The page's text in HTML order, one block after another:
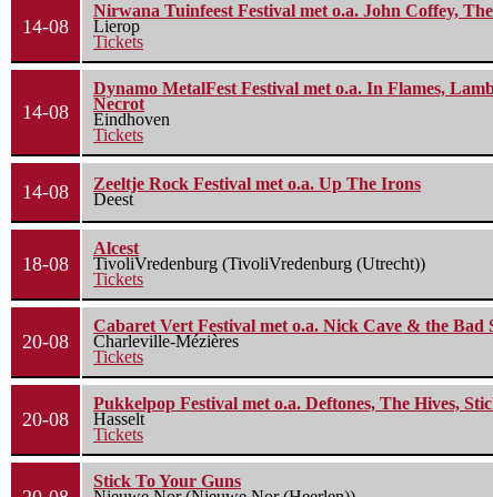
14-08
Nirwana Tuinfeest Festival met o.a. John Coffey,
Lierop
Tickets
14-08
Dynamo MetalFest Festival met o.a. In Flames,
Necrot
Eindhoven
Tickets
14-08
Zeeltje Rock Festival met o.a. Up The Irons
Deest
18-08
Alcest
TivoliVredenburg (TivoliVredenburg (Utrecht))
Tickets
20-08
Cabaret Vert Festival met o.a. Nick Cave & the Bad
Charleville-Mézières
Tickets
20-08
Pukkelpop Festival met o.a. Deftones, The Hives,
Hasselt
Tickets
Stick To Your Guns